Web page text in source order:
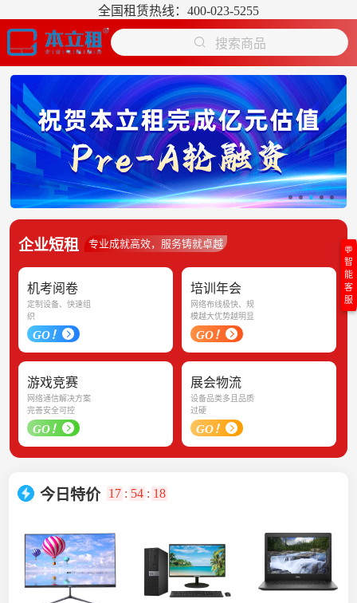
全国租赁热线：400-023-5255
搜索商品
企业短租 专业成就高效，服务铸就卓越
机考阅卷
定制设备、快速组
织
GO！
培训年会
网络布线极快、规
模越大优势越明显
GO！
游戏竞赛
网络通信解决方案
完善安全可控
GO！
展会物流
设备品类多且品质
过硬
GO！
今日特价 17 : 54 : 18
💬
智
能
客
服